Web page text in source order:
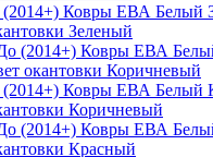
Ковры ЕВА Белый
Зеленый
Ковры ЕВА Белый
Коричневый